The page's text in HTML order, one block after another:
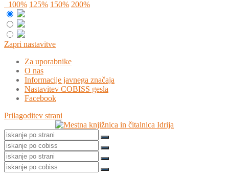
100% 125% 150% 200%
Zapri nastavitve
Za uporabnike
O nas
Informacije javnega značaja
Nastavitev COBISS gesla
Facebook
Prilagoditev strani